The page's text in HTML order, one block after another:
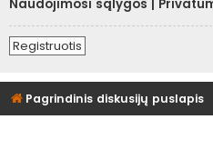
Naudojimosi sąlygos
Registruotis
Pagrindinis diskusijų puslapis